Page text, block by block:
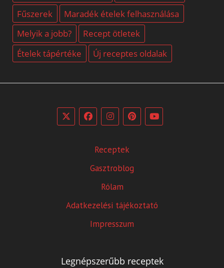
Fűszerek
Maradék ételek felhasználása
Melyik a jobb?
Recept ötletek
Ételek tápértéke
Új receptes oldalak
Receptek
Gasztroblog
Rólam
Adatkezelési tájékoztató
Impresszum
Legnépszerűbb receptek